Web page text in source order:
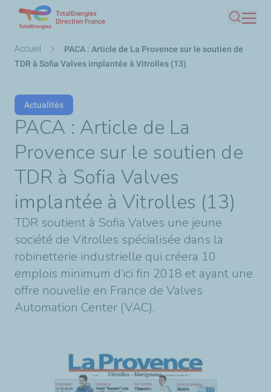
contenu
principal
TotalEnergies
Direction France
Fil
d'Ariane
Accueil
PACA : Article de La Provence sur le soutien de
TDR à Sofia Valves implantée à Vitrolles (13)
Actualités
PACA : Article de La
Provence sur le soutien de
TDR à Sofia Valves
implantée à Vitrolles (13)
TDR soutient à Sofia Valves une jeune
société de Vitrolles spécialisée dans la
robinetterie industrielle qui créera 10
emplois minimum d’ici fin 2018 et ayant une
offre nouvelle en France de Valves
Automation Center (VAC).